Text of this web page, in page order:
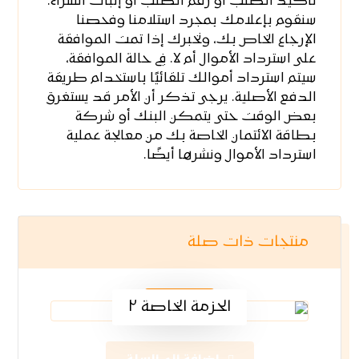
سنقوم بإعلامك بمجرد استلامنا وفحصنا
الإرجاع الخاص بك، ونخبرك إذا تمت الموافقة
على استرداد الأموال أم لا. في حالة الموافقة،
سيتم استرداد أموالك تلقائيًا باستخدام طريقة
الدفع الأصلية. يرجى تذكر أن الأمر قد يستغرق
بعض الوقت حتى يتمكن البنك أو شركة
بطاقة الائتمان الخاصة بك من معالجة عملية
استرداد الأموال ونشرها أيضًا.
منتجات ذات صلة
الحزمة الخاصة ٢
44.00